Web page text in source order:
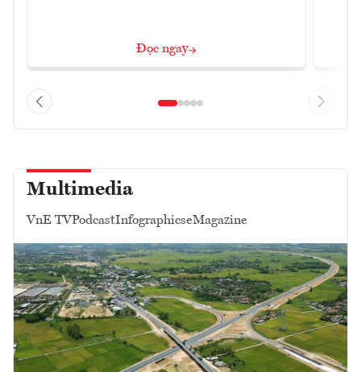
Đọc ngay
Multimedia
VnE TVPodcastInfographicseMagazine